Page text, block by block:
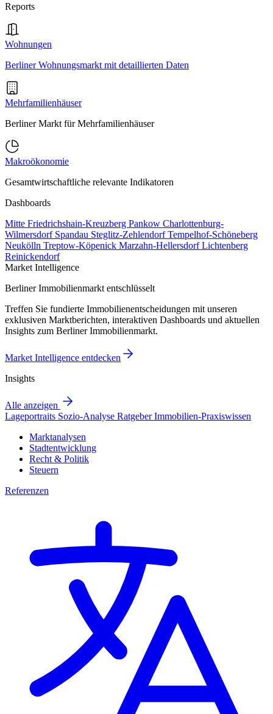
Reports
Wohnungen
Berliner Wohnungsmarkt mit detaillierten Daten
Mehrfamilienhäuser
Berliner Markt für Mehrfamilienhäuser
Makroökonomie
Gesamtwirtschaftliche relevante Indikatoren
Dashboards
Mitte Friedrichshain-Kreuzberg Pankow Charlottenburg-
Wilmersdorf Spandau Steglitz-ZehlendorfTempelhof-Schöneberg
Neukölln Treptow-Köpenick Marzahn-HellersdorfLichtenberg
Reinickendorf
Market Intelligence
Berliner Immobilienmarkt entschlüsselt
Treffen Sie fundierte Immobilienentscheidungen mit unseren
exklusiven Marktberichten, interaktiven Dashboards und aktuellen
Insights zum Berliner Immobilienmarkt.
Market Intelligence entdecken
Insights
Alle anzeigen
Lageportraits Sozio-Analyse RatgeberImmobilien-Praxiswissen
Marktanalysen
Stadtentwicklung
Recht & Politik
Steuern
Referenzen